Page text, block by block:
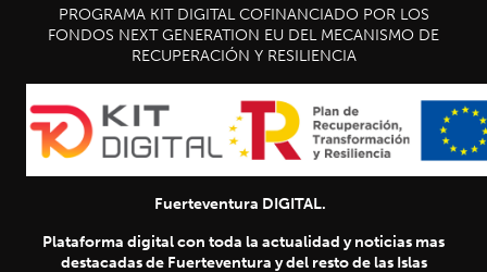
PROGRAMA KIT DIGITAL COFINANCIADO POR LOS
FONDOS NEXT GENERATION EU DEL MECANISMO DE
RECUPERACIÓN Y RESILIENCIA
Fuerteventura DIGITAL.
Plataforma digital con toda la actualidad y noticias mas
destacadas de Fuerteventura y del resto de las Islas